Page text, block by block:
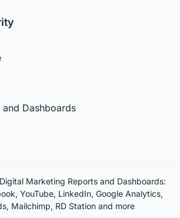
and Dashboards
Marketing Reports and Dashboards:
YouTube, LinkedIn, Google Analytics,
Mailchimp, RD Station and more